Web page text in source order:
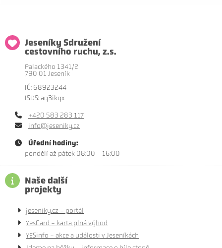
Jeseníky Sdružení
cestovního ruchu, z.s.
Palackého 1341/2
790 01 Jeseník
IČ: 68923244
ISDS: aq3ikqx
+420 583 283 117
info@jeseniky.cz
Úřední hodiny:
pondělí až pátek 08:00 - 16:00
Naše další
projekty
jeseniky.cz - portál
YesCard - karta plná výhod
YESinfo - akce a události v Jeseníkách